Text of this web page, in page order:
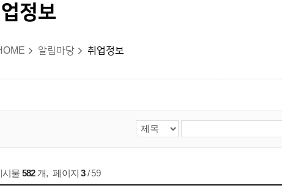
정보
알림마당 취업정보
시물 582개, 페이지3/ 59